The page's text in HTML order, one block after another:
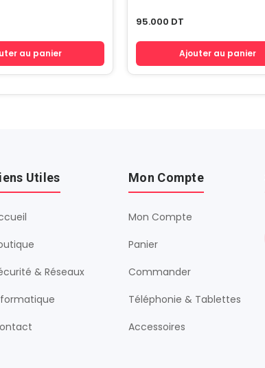
au panier
95.000 DT
Ajouter au panier
Utiles
& Réseaux
Mon Compte
Mon Compte
Panier
Commander
Téléphonie & Tablettes
Accessoires